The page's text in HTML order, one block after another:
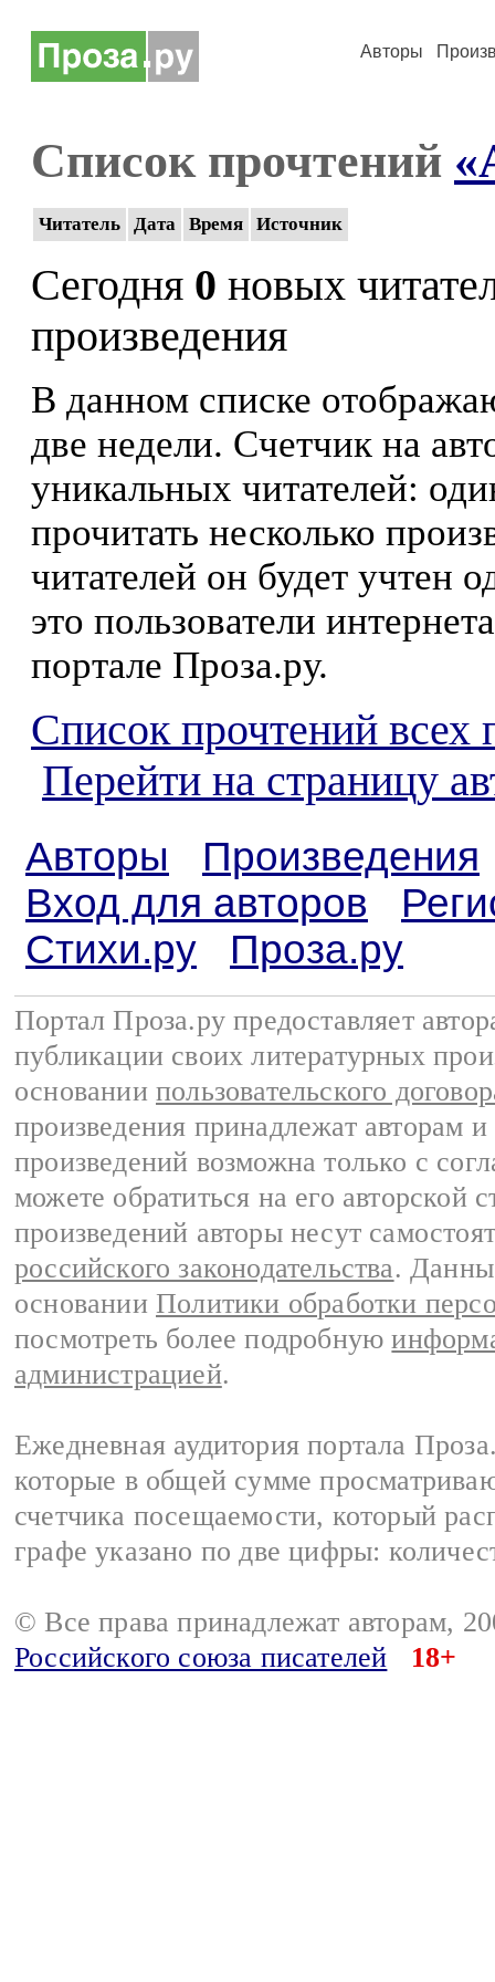
Авторы
Список прочтений
Читатель Дата Время Источник
Сегодня 0 новых
произведения
В данном списке
две недели. Счетчик на
уникальных читателей:
прочитать несколько
читателей он будет учтен
это пользователи
портале Проза.ру.
Список прочтений всех
Перейти на страницу
Авторы
Произведения
Вход для авторов
Стихи.ру
Проза.ру
Портал Проза.ру предоставляет
публикации своих литературных
основании пользовательского
произведения принадлежат авторам
произведений возможна только с
можете обратиться на его авторской
произведений авторы несут
российского законодательства.
основании Политики обработки
посмотреть более подробную
администрацией.
Ежедневная аудитория портала
которые в общей сумме
счетчика посещаемости, который
графе указано по две цифры:
© Все права принадлежат авторам,
Российского союза писателей
18+